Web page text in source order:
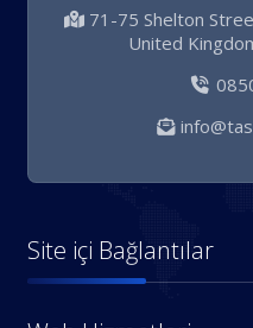
71-75 Shelton
United
Site içi Bağlantılar